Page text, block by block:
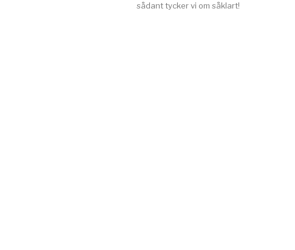
sådant tycker vi om såklart!